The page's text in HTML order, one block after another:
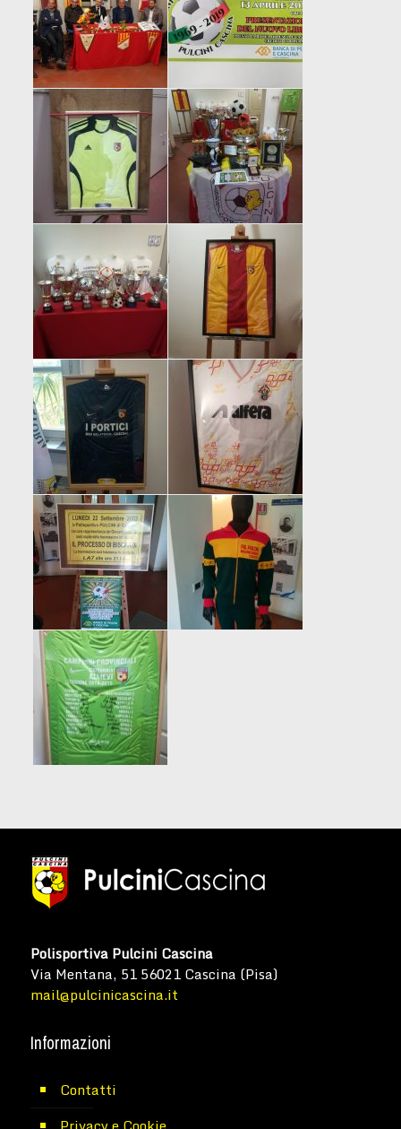
Polisportiva Pulcini Cascina
Via Mentana, 51 56021 Cascina (Pisa)
mail@pulcinicascina.it
Informazioni
Contatti